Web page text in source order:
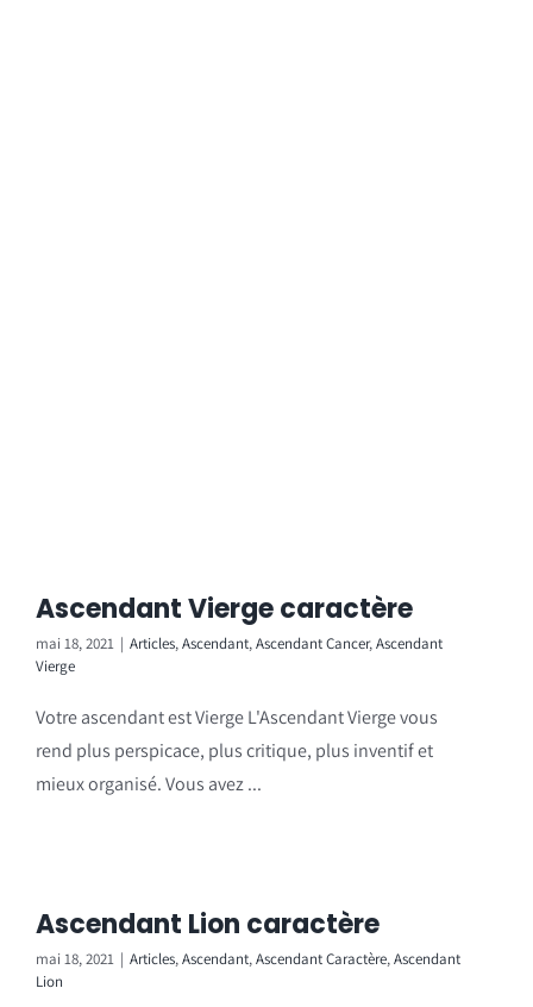
Ascendant Vierge caractère
mai 18, 2021 | Articles,Ascendant,Ascendant Cancer,Ascendant
Vierge
Votre ascendant est Vierge L'Ascendant Vierge vous
rend plus perspicace, plus critique, plus inventif et
mieux organisé. Vous avez ...
Ascendant Lion caractère
mai 18, 2021 | Articles,Ascendant,Ascendant Caractère,Ascendant
Lion